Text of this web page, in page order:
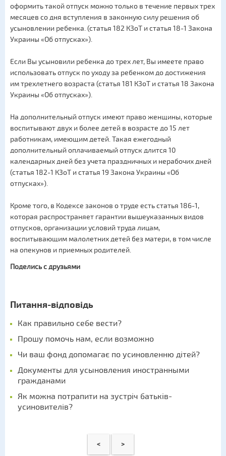
оформить такой отпуск можно только в течение первых трех
месяцев со дня вступления в законную силу решения об
усыновлении ребенка. (статья 182 КЗоТ и статья 18-1 Закона
Украины «Об отпусках»).
Если Вы усыновили ребенка до трех лет, Вы имеете право
использовать отпуск по уходу за ребенком до достижения
им трехлетнего возраста (статья 181 КЗоТ и статья 18 Закона
Украины «Об отпусках»).
На дополнительный отпуск имеют право женщины, которые
воспитывают двух и более детей в возрасте до 15 лет
работникам, имеющим детей. Такая ежегодный
дополнительный оплачиваемый отпуск длится 10
календарных дней без учета праздничных и нерабочих дней
(статья 182-1 КЗоТ и статья 19 Закона Украины «Об
отпусках»).
Кроме того, в Кодексе законов о труде есть статья 186-1,
которая распространяет гарантии вышеуказанных видов
отпусков, организации условий труда лицам,
воспитывающим малолетних детей без матери, в том числе
на опекунов и приемных родителей.
Поделись с друзьями
Питання-відповідь
Как правильно себе вести?
Прошу помочь нам, если возможно
Чи ваш фонд допомагає по усиновленню дітей?
Документы для усыновления иностранными
гражданами
Як можна потрапити на зустріч батьків-
усиновителів?
< >